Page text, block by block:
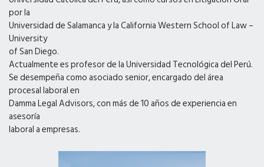
por la
Universidad de Salamanca y la California Western School of Law –
University
of San Diego.
Actualmente es profesor de la Universidad Tecnológica del Perú.
Se desempeña como asociado senior, encargado del área
procesal laboral en
Damma Legal Advisors, con más de 10 años de experiencia en
asesoría
laboral a empresas.